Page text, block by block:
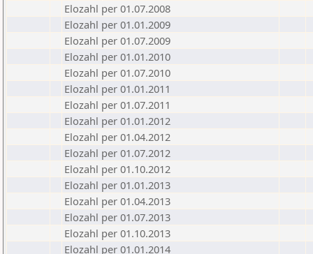
Elozahl per 01.07.2008
Elozahl per 01.01.2009
Elozahl per 01.07.2009
Elozahl per 01.01.2010
Elozahl per 01.07.2010
Elozahl per 01.01.2011
Elozahl per 01.07.2011
Elozahl per 01.01.2012
Elozahl per 01.04.2012
Elozahl per 01.07.2012
Elozahl per 01.10.2012
Elozahl per 01.01.2013
Elozahl per 01.04.2013
Elozahl per 01.07.2013
Elozahl per 01.10.2013
Elozahl per 01.01.2014